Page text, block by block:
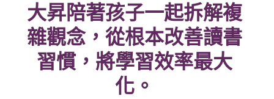
大昇陪著孩子一起拆解複
雜觀念，從根本改善讀書
習慣，將學習效率最大
化。